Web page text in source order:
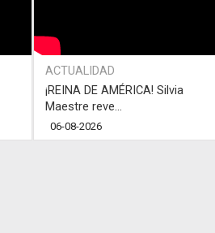
ACTUALIDAD
¡REINA DE AMÉRICA! Silvia
Maestre reve...
06-08-2026